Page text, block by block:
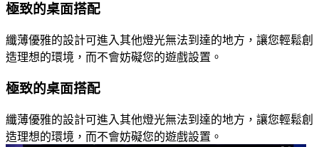
極致的桌面搭配
纖薄優雅的設計可進入其他燈光無法到達的地方，讓您輕鬆創
造理想的環境，而不會妨礙您的遊戲設置。
極致的桌面搭配
纖薄優雅的設計可進入其他燈光無法到達的地方，讓您輕鬆創
造理想的環境，而不會妨礙您的遊戲設置。